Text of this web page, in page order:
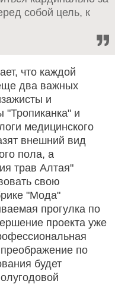
собой цель, к
что каждой
два важных
и
"Тропиканка" и
медицинского
внешний вид
пола, а
трав Алтая"
свою
"Мода"
прогулка по
проекта уже
по
будет